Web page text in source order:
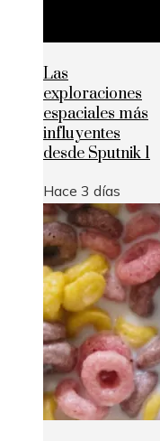
Las
exploraciones
espaciales más
influyentes
desde Sputnik 1
Hace 3 días